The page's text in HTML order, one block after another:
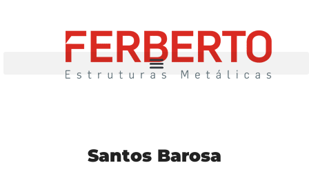
Santos Barosa